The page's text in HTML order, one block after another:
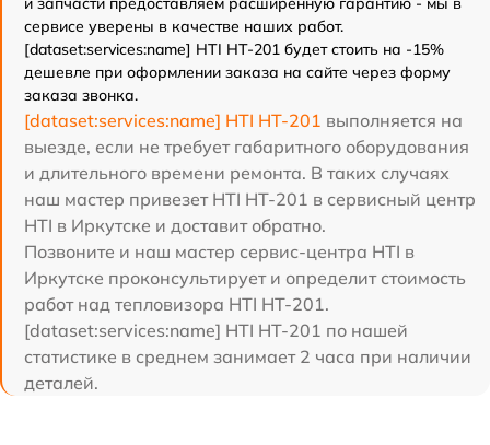
сервисе уверены в качестве наших работ.
[dataset:services:name] HTI HT-201 будет стоить на -15%
дешевле при оформлении заказа на сайте через форму
заказа звонка.
[dataset:services:name] HTI HT-201 выполняется на
выезде, если не требует габаритного оборудования
и длительного времени ремонта. В таких случаях
наш мастер привезет HTI HT-201 в сервисный центр
HTI в Иркутске и доставит обратно.
Позвоните и наш мастер сервис-центра HTI в
Иркутске проконсультирует и определит стоимость
работ над тепловизора HTI HT-201.
[dataset:services:name] HTI HT-201 по нашей
статистике в среднем занимает 2 часа при наличии
деталей.